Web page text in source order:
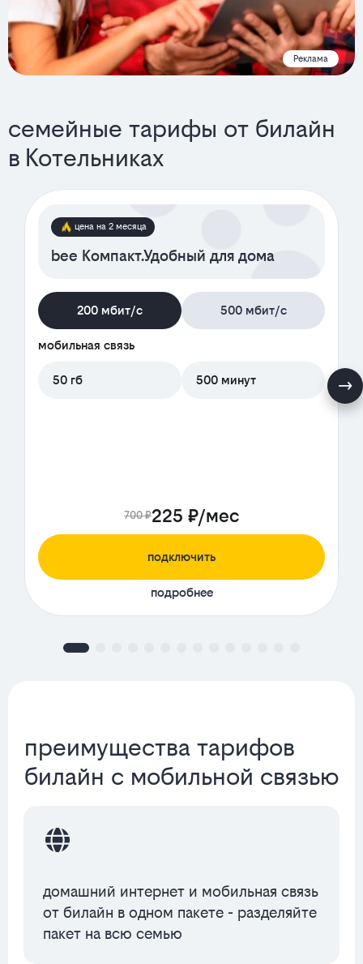
Реклама
семейные тарифы от билайн
в Котельниках
цена на 2 месяца
bee Компакт.Удобный для дома
200 мбит/с 500 мбит/с
мобильная связь
50 гб 500 минут
700 ₽225 ₽/мес
подключить
подробнее
преимущества тарифов
билайн с мобильной связью
домашний интернет и мобильная связь
от билайн в одном пакете - разделяйте
пакет на всю семью